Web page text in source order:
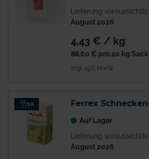
Lieferung
August 2026
4,43 € / kg
88,60 € pro 20 kg Sack
zzgl. 19% MwSt.
10 Ferrex
Auf Lager
Lieferung
August 2026